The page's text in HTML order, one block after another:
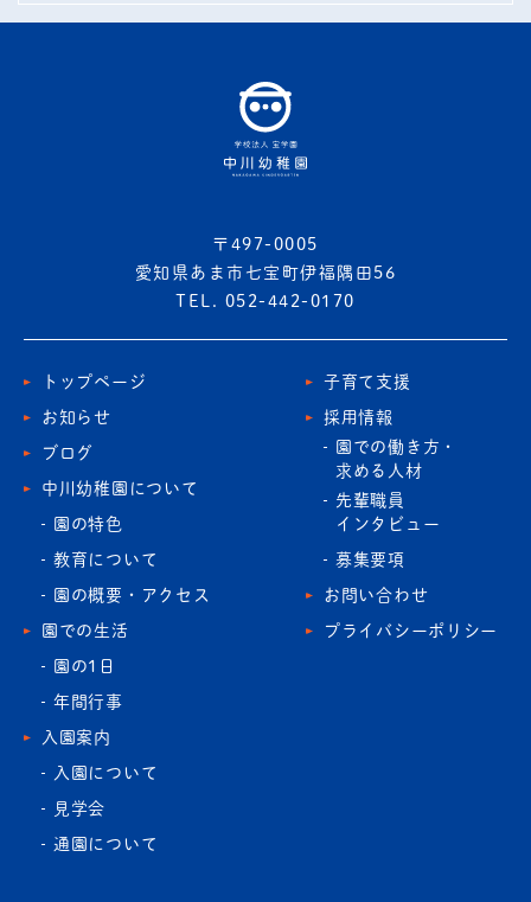
〒497-0005
愛知県あま市七宝町伊福隅田56
TEL. 052-442-0170
トップページ
お知らせ
ブログ
中川幼稚園について
園の特色
教育について
園の概要・アクセス
園での生活
園の1日
年間行事
入園案内
入園について
見学会
通園について
子育て支援
採用情報
園での働き方・
求める人材
先輩職員
インタビュー
募集要項
お問い合わせ
プライバシーポリシー